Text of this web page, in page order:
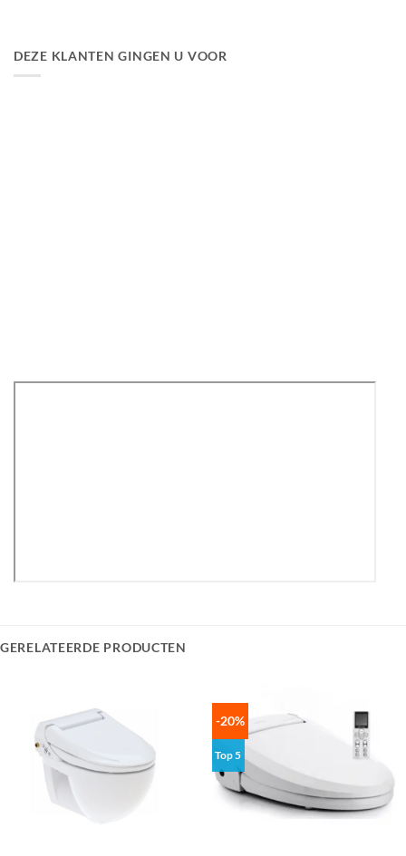
DEZE KLANTEN GINGEN U VOOR
GERELATEERDE PRODUCTEN
-20%
Top 5